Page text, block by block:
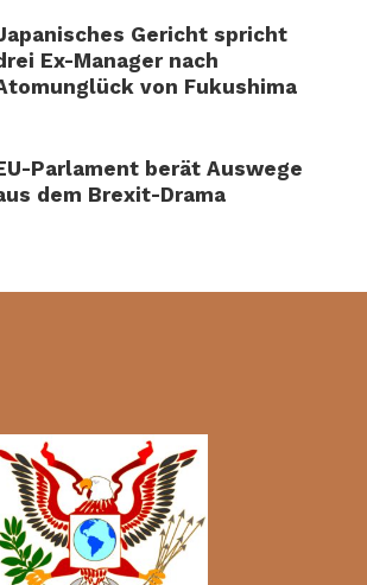
Gericht spricht
Ex-Manager nach
von Fukushima
Parlament berät Auswege
dem Brexit-Drama